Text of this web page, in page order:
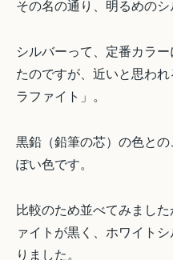
その名の通り、明るめのシ
シルバーって、定番カラ
たのですが、近いと思わ
ラファイト」。
黒鉛（鉛筆の芯）の色と
ぽい色です。
比較のため並べてみまし
ァイトが黒く、ホワイト
りました。